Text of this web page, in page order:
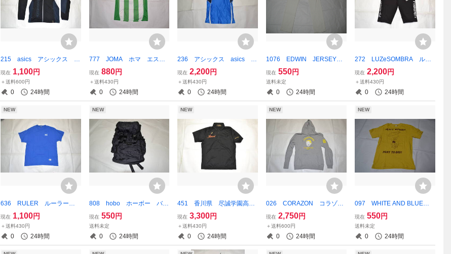
215 asics アシックス A
77 ジャージジャケット O
サイズ ブラック×ネイビー×
ホワイト 品番：XAT709
現在 1,100円
＋送料600円
0 24時間
777 JOMA ホマ エスト
ニアリーグ FCフローラ
背番号8 ボーイズMサイ
ズ グリーン×ホワイト
現在 880円
＋送料430円
0 24時間
236 アシックス asics イ
タリア代表 バレーボール
ユニフォーム ブルー スポ
ンサー入り Mサイズ
現在 2,200円
＋送料430円
0 24時間
1076 EDWIN JERSEYS
ホワイト サイズ不明
現在 550円
送料未定
0 24時間
272 LUZeSOMBRA ルー
スイソンブラ ジャージハー
フパンツ ブラック Sサイ
現在 2,200円
＋送料430円
0 24時間
NEW
636 RULER ルーラー H
appy HERBS Tシャツ X
XLサイズ
現在 1,100円
＋送料430円
0 24時間
NEW
808 hobo ホーボー バッ
クパック リュック ブラッ
ク 難あり
現在 550円
送料未定
0 24時間
NEW
451 香川県 尽誠学園高
校 野球部 asics アシッ
クス GOLDSTAGE ゴール
ドステージ ポロシャツ ブ
ラック Mサイズ
現在 3,300円
＋送料430円
0 24時間
NEW
026 CORAZON コラゾ
ン キン肉マン コラボ パ
ーカー テリーマン Lサイ
ズ グレー
現在 2,750円
＋送料600円
0 24時間
NEW
097 WHITE AND BLUE T
シャツ イエロー×ブラウ
ン Mサイズ
現在 550円
送料未定
0 24時間